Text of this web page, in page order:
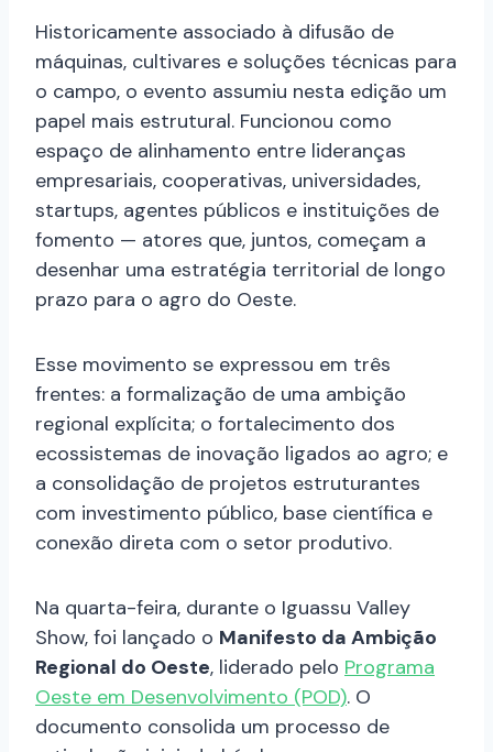
Historicamente associado à difusão de
máquinas, cultivares e soluções técnicas para
o campo, o evento assumiu nesta edição um
papel mais estrutural. Funcionou como
espaço de alinhamento entre lideranças
empresariais, cooperativas, universidades,
startups, agentes públicos e instituições de
fomento — atores que, juntos, começam a
desenhar uma estratégia territorial de longo
prazo para o agro do Oeste.
Esse movimento se expressou em três
frentes: a formalização de uma ambição
regional explícita; o fortalecimento dos
ecossistemas de inovação ligados ao agro; e
a consolidação de projetos estruturantes
com investimento público, base científica e
conexão direta com o setor produtivo.
Na quarta-feira, durante o Iguassu Valley
Show, foi lançado o Manifesto da Ambição
Regional do Oeste, liderado pelo Programa
Oeste em Desenvolvimento (POD). O
documento consolida um processo de